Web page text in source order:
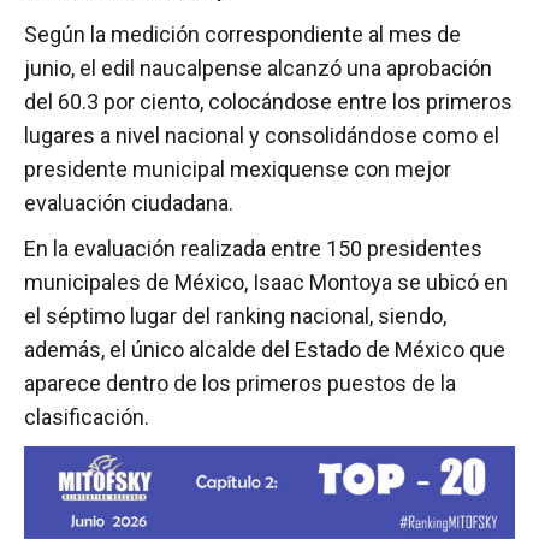
Según la medición correspondiente al mes de
junio, el edil naucalpense alcanzó una aprobación
del 60.3 por ciento, colocándose entre los primeros
lugares a nivel nacional y consolidándose como el
presidente municipal mexiquense con mejor
evaluación ciudadana.
En la evaluación realizada entre 150 presidentes
municipales de México, Isaac Montoya se ubicó en
el séptimo lugar del ranking nacional, siendo,
además, el único alcalde del Estado de México que
aparece dentro de los primeros puestos de la
clasificación.